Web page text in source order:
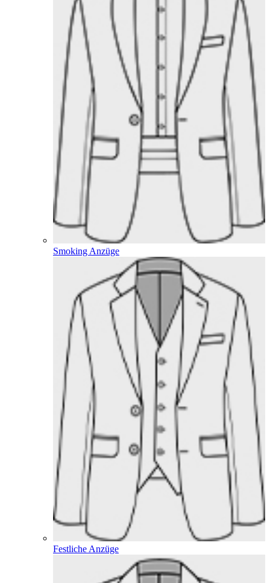
Smoking Anzüge
Festliche Anzüge